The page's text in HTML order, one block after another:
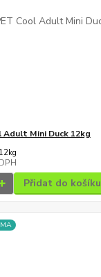
Adult Mini Duck 12kg
Přidat do košíku